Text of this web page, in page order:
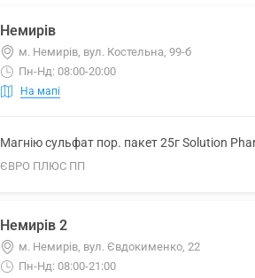
Немирів
м. Немирів, вул. Костельна, 99-б
Пн-Нд: 08:00-20:00
На мапі
Магнію сульфат пор. пакет 25г Solution
ЄВРО ПЛЮС ПП
Немирів 2
м. Немирів, вул. Євдокименко, 22
Пн-Нд: 08:00-21:00